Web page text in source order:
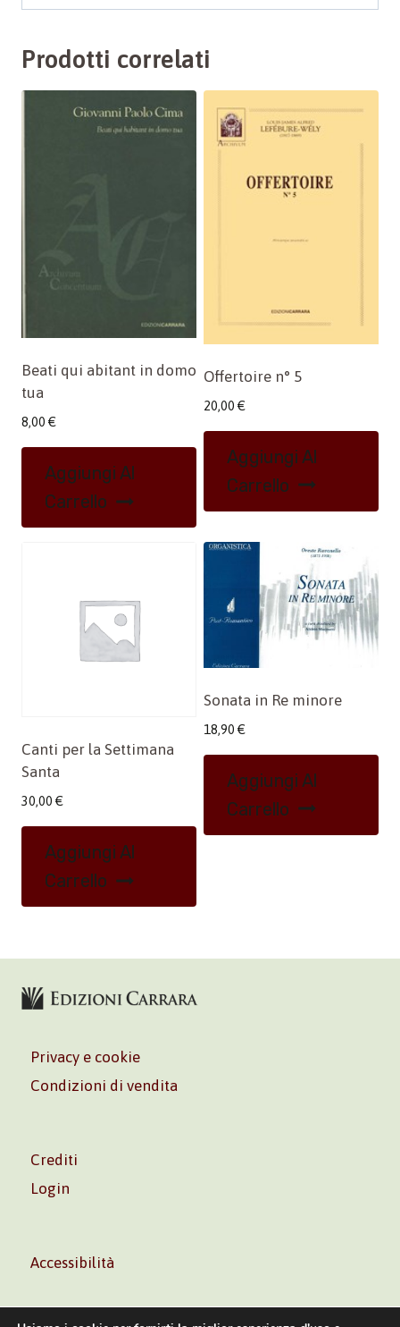
Prodotti correlati
Beati qui abitant in domo
tua
8,00 €
Aggiungi Al
Carrello
Offertoire n° 5
20,00 €
Aggiungi Al
Carrello
Canti per la Settimana
Santa
30,00 €
Aggiungi Al
Carrello
Sonata in Re minore
18,90 €
Aggiungi Al
Carrello
Privacy e cookie
Condizioni di vendita
Crediti
Login
Accessibilità